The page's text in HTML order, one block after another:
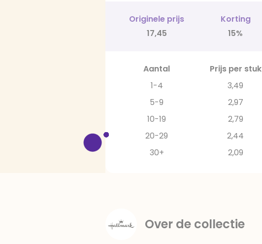
Originele prijs Korting
17,45
15%
Aantal Prijs per stuk
1-4
3,49
5-9
2,97
10-19
2,79
20-29
2,44
30+
2,09
Over de collectie